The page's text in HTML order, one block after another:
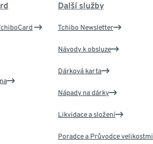
Další služby
Tchibo Newsletter
Návody k obsluze
Dárková karta
Nápady na dárky
Likvidace a složení
Poradce a Průvodce velikostmi